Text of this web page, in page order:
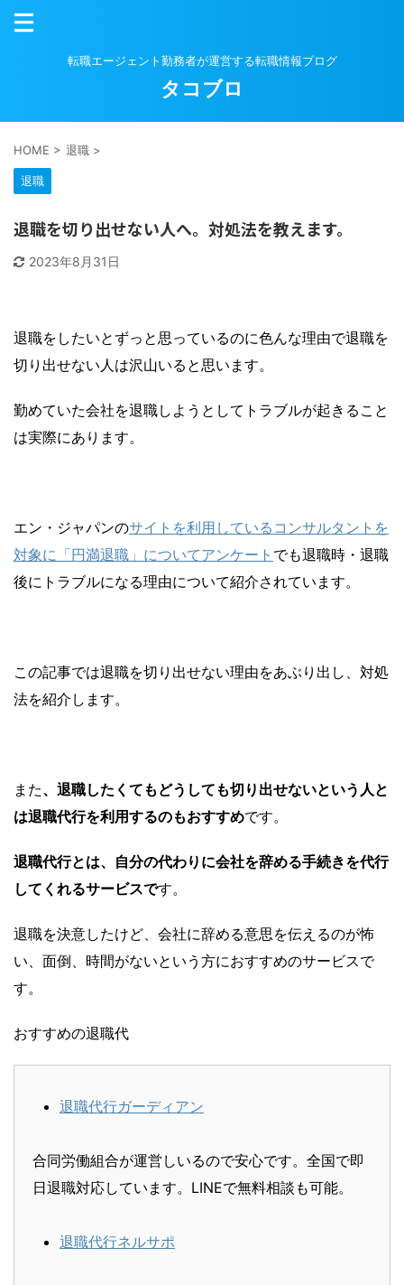
転職エージェント勤務者が運営する転職情報ブログ
タコブロ
HOME > 退職 >
退職
退職を切り出せない人へ。対処法を教えます。
2023年8月31日
退職をしたいとずっと思っているのに色んな理由で退職を
切り出せない人は沢山いると思います。
勤めていた会社を退職しようとしてトラブルが起きること
は実際にあります。
エン・ジャパンのサイトを利用しているコンサルタントを
対象に「円満退職」についてアンケート でも退職時・退職
後にトラブルになる理由について紹介されています。
この記事では退職を切り出せない理由をあぶり出し、対処
法を紹介します。
また、退職したくてもどうしても切り出せないという人と
は退職代行を利用するのもおすすめです。
退職代行とは、自分の代わりに会社を辞める手続きを代行
してくれるサービスです。
退職を決意したけど、会社に辞める意思を伝えるのが怖
い、面倒、時間がないという方におすすめのサービスで
す。
おすすめの退職代
退職代行ガーディアン
合同労働組合が運営しいるので安心です。全国で即
日退職対応しています。LINEで無料相談も可能。
退職代行ネルサポ